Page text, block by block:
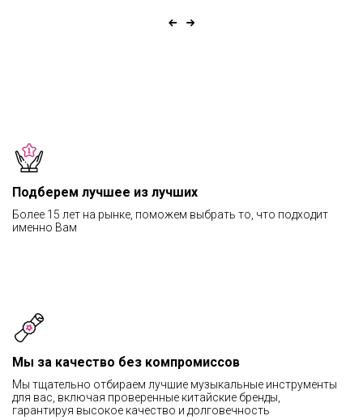
Подберем лучшее из лучших
Более 15 лет на рынке, поможем выбрать то, что подходит
именно Вам
Мы за качество без компромиссов
Мы тщательно отбираем лучшие музыкальные инструменты
для вас, включая проверенные китайские бренды,
гарантируя высокое качество и долговечность